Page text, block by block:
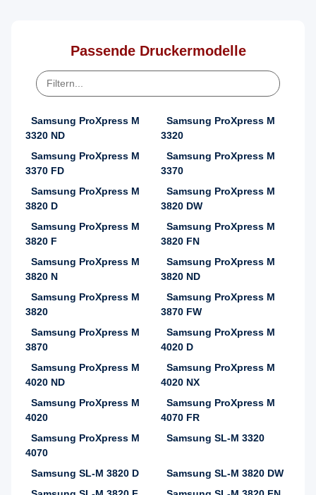
Passende Druckermodelle
Samsung ProXpress M
3320 ND
Samsung ProXpress M
3320
Samsung ProXpress M
3370 FD
Samsung ProXpress M
3370
Samsung ProXpress M
3820 D
Samsung ProXpress M
3820 DW
Samsung ProXpress M
3820 F
Samsung ProXpress M
3820 FN
Samsung ProXpress M
3820 N
Samsung ProXpress M
3820 ND
Samsung ProXpress M
3820
Samsung ProXpress M
3870 FW
Samsung ProXpress M
3870
Samsung ProXpress M
4020 D
Samsung ProXpress M
4020 ND
Samsung ProXpress M
4020 NX
Samsung ProXpress M
4020
Samsung ProXpress M
4070 FR
Samsung ProXpress M
4070
Samsung SL-M 3320
Samsung SL-M 3820 D
Samsung SL-M 3820 DW